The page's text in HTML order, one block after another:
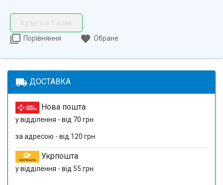
Порівняння
Обране
local_shipping ДОСТАВКА
Нова пошта
у відділення - від 70 грн
за адресою - від 120 грн
Укрпошта
у відділення - від 55 грн